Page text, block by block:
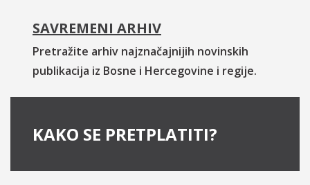
SAVREMENI ARHIV
Pretražite arhiv najznačajnijih novinskih
publikacija iz Bosne i Hercegovine i regije.
KAKO SE PRETPLATITI?